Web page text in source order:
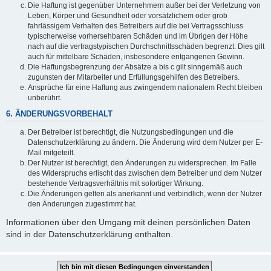
Die Haftung ist gegenüber Unternehmern außer bei der Verletzung von
Leben, Körper und Gesundheit oder vorsätzlichem oder grob
fahrlässigem Verhalten des Betreibers auf die bei Vertragsschluss
typischerweise vorhersehbaren Schäden und im Übrigen der Höhe
nach auf die vertragstypischen Durchschnittsschäden begrenzt. Dies gilt
auch für mittelbare Schäden, insbesondere entgangenen Gewinn.
Die Haftungsbegrenzung der Absätze a bis c gilt sinngemäß auch
zugunsten der Mitarbeiter und Erfüllungsgehilfen des Betreibers.
Ansprüche für eine Haftung aus zwingendem nationalem Recht bleiben
unberührt.
6. ÄNDERUNGSVORBEHALT
Der Betreiber ist berechtigt, die Nutzungsbedingungen und die
Datenschutzerklärung zu ändern. Die Änderung wird dem Nutzer per E-
Mail mitgeteilt.
Der Nutzer ist berechtigt, den Änderungen zu widersprechen. Im Falle
des Widerspruchs erlischt das zwischen dem Betreiber und dem Nutzer
bestehende Vertragsverhältnis mit sofortiger Wirkung.
Die Änderungen gelten als anerkannt und verbindlich, wenn der Nutzer
den Änderungen zugestimmt hat.
Informationen über den Umgang mit deinen persönlichen Daten
sind in der Datenschutzerklärung enthalten.